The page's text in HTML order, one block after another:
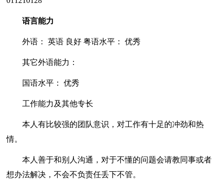
语言能力
外语： 英语 良好 粤语水平： 优秀
其它外语能力：
国语水平： 优秀
工作能力及其他专长
本人有比较强的团队意识，对工作有十足的冲劲和热
情。
本人善于和别人沟通，对于不懂的问题会请教同事或者
想办法解决，不会不负责任丢下不管。